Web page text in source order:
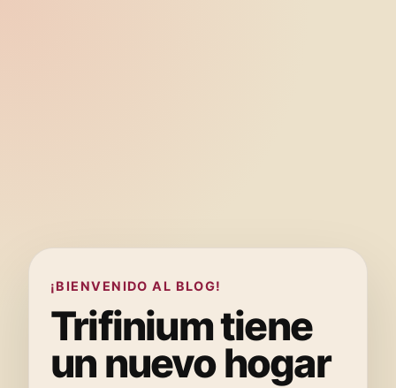
¡BIENVENIDO AL BLOG!
Trifinium tiene
un nuevo hogar